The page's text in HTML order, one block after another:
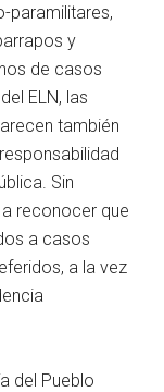
paramilitares,
y
de casos
ELN, las
también
Sin
reconocer que
a casos
a la vez
del Pueblo